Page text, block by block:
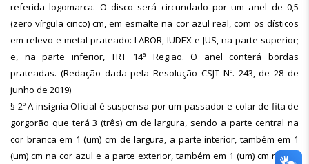
referida logomarca. O disco será circundado por um anel de 0,5
(zero vírgula cinco) cm, em esmalte na cor azul real, com os dísticos
em relevo e metal prateado: LABOR, IUDEX e JUS, na parte superior;
e, na parte inferior, TRT 14ª Região. O anel conterá bordas
prateadas. (Redação dada pela Resolução CSJT Nº. 243, de 28 de
junho de 2019)
§ 2º A insígnia Oficial é suspensa por um passador e colar de fita de
gorgorão que terá 3 (três) cm de largura, sendo a parte central na
cor branca em 1 (um) cm de largura, a parte interior, também em 1
(um) cm na cor azul e a parte exterior, também em 1 (um) cm na cor